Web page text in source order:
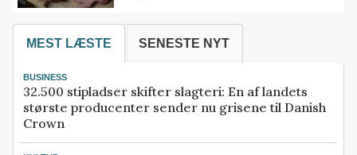
MEST LÆSTE SENESTE NYT
BUSINESS
32.500 stipladser skifter slagteri: En af landets
største producenter sender nu grisene til Danish
Crown